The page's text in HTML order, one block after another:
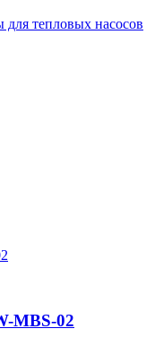
для тепловых насосов
MBS-02